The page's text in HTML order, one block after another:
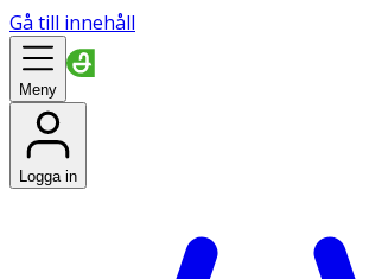
Gå till innehåll
Meny
Logga in